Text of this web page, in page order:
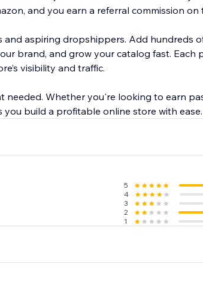
and you earn a referral commission on
and aspiring dropshippers. Add hundreds
brand, and grow your catalog fast. Each
visibility and traffic.
Whether you're looking to earn
build a profitable online store with
5
4
3
2
1